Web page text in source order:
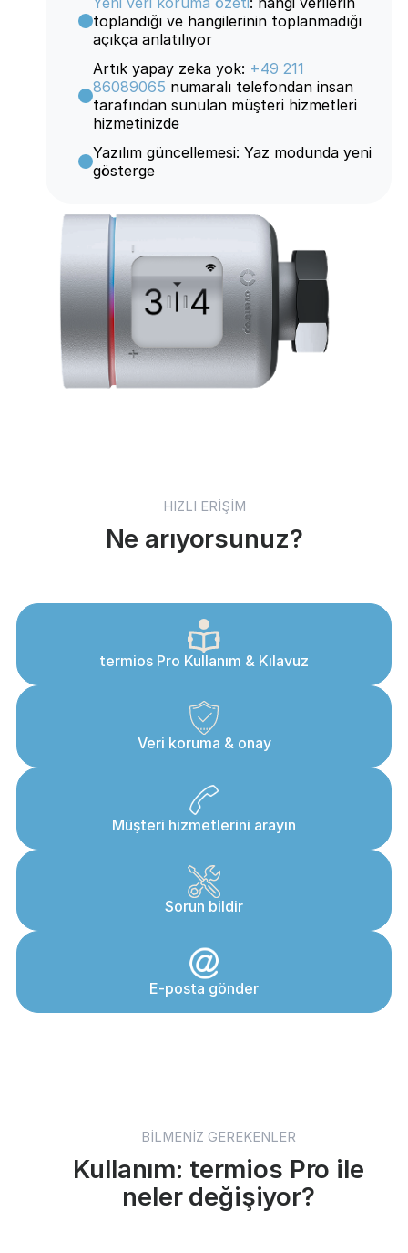
toplandığı ve hangilerinin toplanmadığı
açıkça anlatılıyor
Artık yapay zeka yok: +49 211
86089065 numaralı telefondan insan
tarafından sunulan müşteri hizmetleri
hizmetinizde
Yazılım güncellemesi: Yaz modunda yeni
gösterge
HIZLI ERİŞİM
Ne arıyorsunuz?
termios Pro Kullanım & Kılavuz
Veri koruma & onay
Müşteri hizmetlerini arayın
Sorun bildir
E‑posta gönder
BİLMENİZ GEREKENLER
Kullanım: termios Pro ile
neler değişiyor?